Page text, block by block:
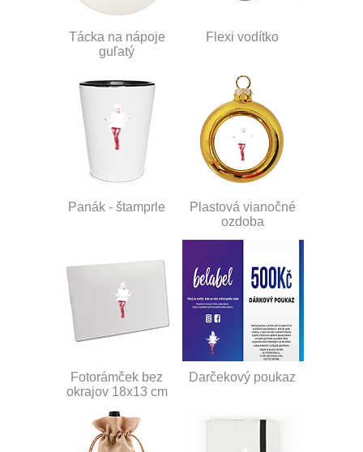
Tácka na nápoje
guľatý
Flexi vodítko
Panák - štamprle
Plastová vianočné
ozdoba
Fotorámček bez
okrajov 18x13 cm
Darčekový poukaz